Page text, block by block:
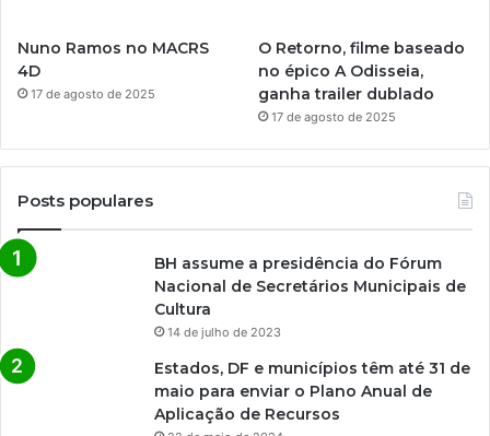
Nuno Ramos no MACRS
4D
17 de agosto de 2025
O Retorno, filme baseado
no épico A Odisseia,
ganha trailer dublado
17 de agosto de 2025
Posts populares
BH assume a presidência do Fórum
Nacional de Secretários Municipais de
Cultura
14 de julho de 2023
Estados, DF e municípios têm até 31 de
maio para enviar o Plano Anual de
Aplicação de Recursos